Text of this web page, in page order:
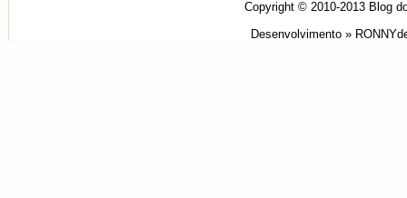
Copyright © 2010-2013 Blog
Desenvolvimento »